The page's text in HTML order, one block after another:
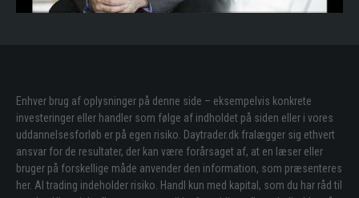
Enhver brug af oplysninger på denne side – eksempelvis konkrete
investeringer eller handler som følge af indholdet på siden eller i vores
uddannelsesforløb er på egen risiko. Daytrader.dk fralægger sig ethvert
ansvar for de resultater, der kan være forårsaget af, at en læser eller
bruger på forskellige måde anvender den information, som præsenteres
her. Al trading indeholder risiko. Handl kun med kapital, som du har råd til